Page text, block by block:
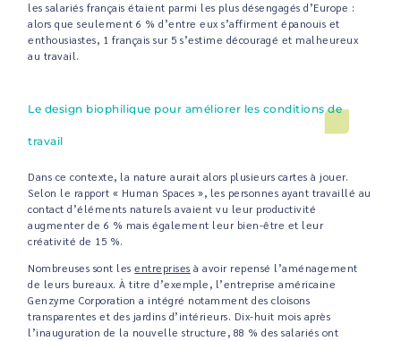
les salariés français étaient parmi les plus désengagés d’Europe :
alors que seulement 6 % d’entre eux s’affirment épanouis et
enthousiastes, 1 français sur 5 s’estime découragé et malheureux
au travail.
Le design biophilique pour améliorer les conditions de
travail
Dans ce contexte, la nature aurait alors plusieurs cartes à jouer.
Selon le rapport « Human Spaces », les personnes ayant travaillé au
contact d’éléments naturels avaient vu leur productivité
augmenter de 6 % mais également leur bien-être et leur
créativité de 15 %.
Nombreuses sont lesentreprises à avoir repensé l’aménagement
de leurs bureaux. À titre d’exemple, l’entreprise américaine
Genzyme Corporation a intégré notamment des cloisons
transparentes et des jardins d’intérieurs. Dix-huit mois après
l’inauguration de la nouvelle structure, 88 % des salariés ont